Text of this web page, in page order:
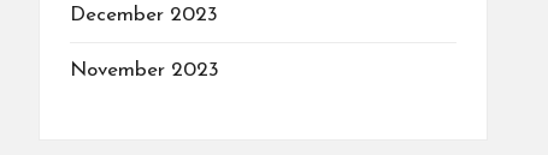
December 2023
November 2023